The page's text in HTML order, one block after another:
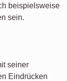
beispielsweise
sein.
seiner
Eindrücken